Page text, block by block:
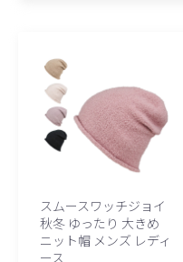
スムースワッチジョイ
秋冬 ゆったり 大きめ
ニット帽 メンズ レディ
ース